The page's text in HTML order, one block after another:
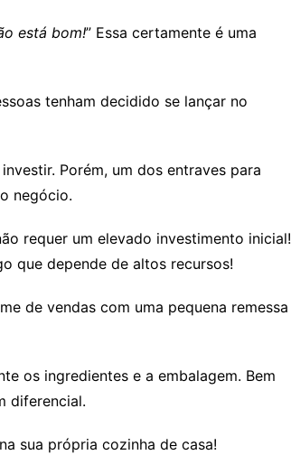
está bom!” Essa certamente é uma
tenham decidido se lançar no
Porém, um dos entraves para
negócio.
requer um elevado investimento inicial!
que depende de altos recursos!
de vendas com uma pequena remessa
os ingredientes e a embalagem. Bem
diferencial.
sua própria cozinha de casa!